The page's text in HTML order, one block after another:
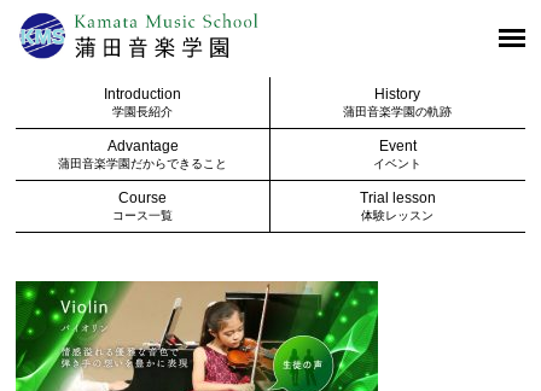
Introduction
学園長紹介
History
蒲田音楽学園の軌跡
Advantage
蒲田音楽学園だからできること
Event
イベント
Course
コース一覧
Trial lesson
体験レッスン